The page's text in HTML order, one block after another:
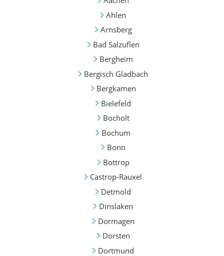
Ahlen
Arnsberg
Bad Salzuflen
Bergheim
Bergisch Gladbach
Bergkamen
Bielefeld
Bocholt
Bochum
Bonn
Bottrop
Castrop-Rauxel
Detmold
Dinslaken
Dormagen
Dorsten
Dortmund